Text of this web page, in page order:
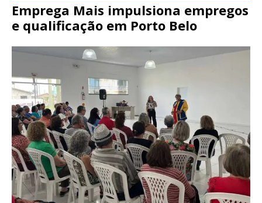
Emprega Mais impulsiona empregos
e qualificação em Porto Belo